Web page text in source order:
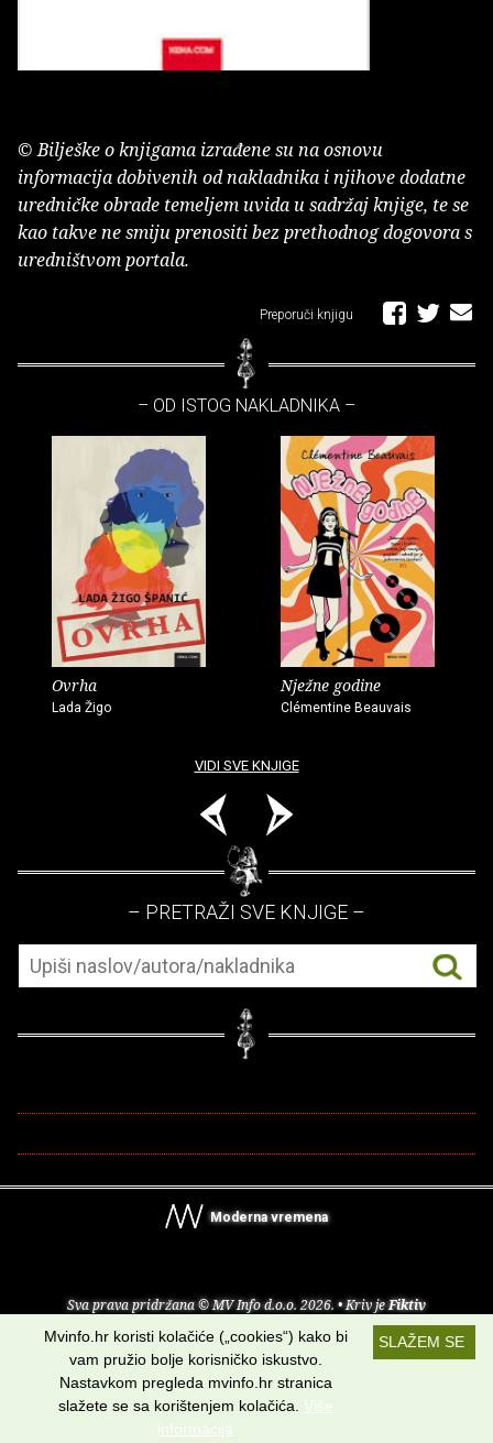
© Bilješke o knjigama izrađene su na osnovu
informacija dobivenih od nakladnika i njihove dodatne
uredničke obrade temeljem uvida u sadržaj knjige, te se
kao takve ne smiju prenositi bez prethodnog dogovora s
uredništvom portala.
Preporuči knjigu
– OD ISTOG NAKLADNIKA –
Ovrha
Lada Žigo
Nježne godine
Clémentine Beauvais
VIDI SVE KNJIGE
– PRETRAŽI SVE KNJIGE –
Moderna vremena
Sva prava pridržana © MV Info d.o.o. 2026. • Kriv jeFiktiv
O nama• Pomoć• Uvjeti korištenja•RSS kanali
Potraži nas na:
SLAŽEM SE
Mvinfo.hr koristi kolačiće („cookies“) kako bi
vam pružio bolje korisničko iskustvo.
Nastavkom pregleda mvinfo.hr stranica
slažete se sa korištenjem kolačića. Više
informacija